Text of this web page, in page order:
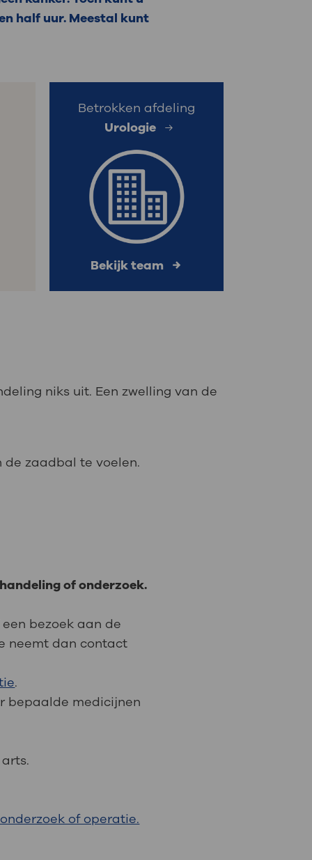
half uur. Meestal kunt
Betrokken afdeling
Urologie
Bekijk team
niks uit. Een zwelling van de
de zaadbal te voelen.
of onderzoek.
bezoek aan de
neemt dan contact
.
bepaalde medicijnen
of operatie.